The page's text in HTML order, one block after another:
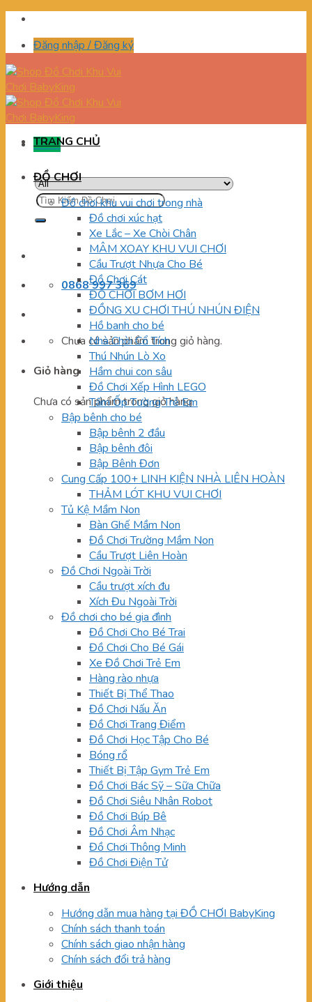
Skip
contentĐăng nhập / Đăng ký
Menu
Tìm
kiếm:
0868 997 369
Chưa có sản phẩm trong giỏ hàng.
Giỏ hàng
Chưa có sản phẩm trong giỏ hàng.
TRANG CHỦ
ĐỒ CHƠI
Đồ chơi khu vui chơi trong nhà
Đồ chơi xúc hạt
Xe Lắc – Xe Chòi Chân
MÂM XOAY KHU VUI CHƠI
Cầu Trượt Nhựa Cho Bé
Đồ Chơi Cát
ĐỒ CHƠI BƠM HƠI
ĐỒNG XU CHƠI THÚ NHÚN ĐIỆN
Hồ banh cho bé
Nhà Chòi Cổ Tích
Thú Nhún Lò Xo
Hầm chui con sâu
Đồ Chơi Xếp Hình LEGO
Tấm Ốp Tường Trẻ Em
Bập bênh cho bé
Bập bênh 2 đầu
Bập bênh đôi
Bập Bênh Đơn
Cung Cấp 100+ LINH KIỆN NHÀ LIÊN HOÀN
THẢM LÓT KHU VUI CHƠI
Tủ Kệ Mầm Non
Bàn Ghế Mầm Non
Đồ Chơi Trường Mầm Non
Cầu Trượt Liên Hoàn
Đồ Chơi Ngoài Trời
Cầu trượt xích đu
Xích Đu Ngoài Trời
Đồ chơi cho bé gia đình
Đồ Chơi Cho Bé Trai
Đồ Chơi Cho Bé Gái
Xe Đồ Chơi Trẻ Em
Hàng rào nhựa
Thiết Bị Thể Thao
Đồ Chơi Nấu Ăn
Đồ Chơi Trang Điểm
Đồ Chơi Học Tập Cho Bé
Bóng rổ
Thiết Bị Tập Gym Trẻ Em
Đồ Chơi Bác Sỹ – Sữa Chữa
Đồ Chơi Siêu Nhân Robot
Đồ Chơi Búp Bê
Đồ Chơi Âm Nhạc
Đồ Chơi Thông Minh
Đồ Chơi Điện Tử
Hướng dẫn
Hướng dẫn mua hàng tại ĐỒ CHƠI BabyKing
Chính sách thanh toán
Chính sách giao nhận hàng
Chính sách đổi trả hàng
Giới thiệu